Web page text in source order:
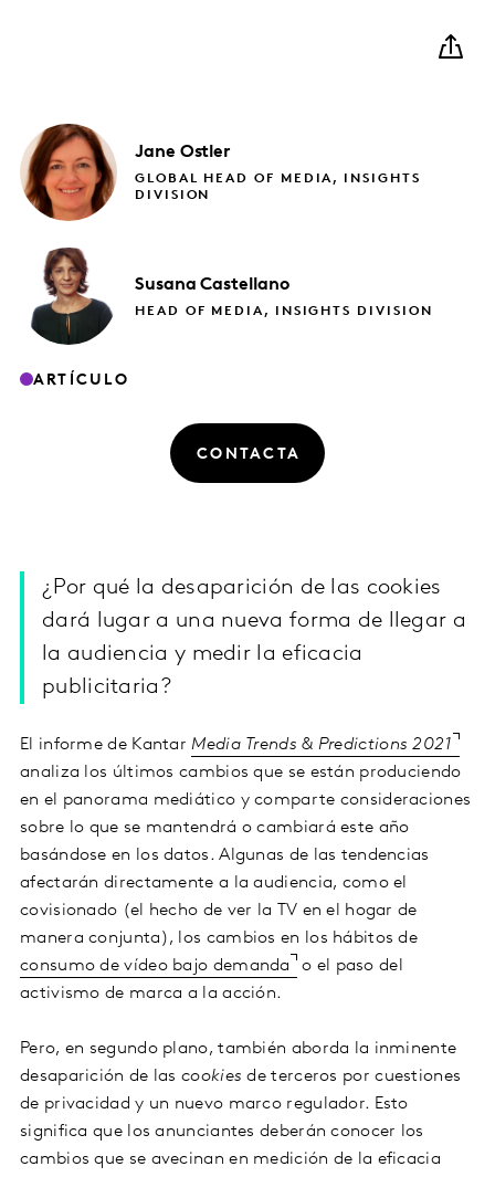
Jane Ostler
GLOBAL HEAD OF MEDIA, INSIGHTS
DIVISION
Susana Castellano
HEAD OF MEDIA, INSIGHTS DIVISION
ARTÍCULO
CONTACTA
¿Por qué la desaparición de las cookies
dará lugar a una nueva forma de llegar a
la audiencia y medir la eficacia
publicitaria?
El informe de KantarMedia Trends & Predictions 2021
analiza los últimos cambios que se están produciendo
en el panorama mediático y comparte consideraciones
sobre lo que se mantendrá o cambiará este año
basándose en los datos. Algunas de las tendencias
afectarán directamente a la audiencia, como el
covisionado (el hecho de ver la TV en el hogar de
manera conjunta), los cambios en los hábitos de
consumo de vídeo bajo demanda o el paso del
activismo de marca a la acción.
Pero, en segundo plano, también aborda la inminente
desaparición de lascookies de terceros por cuestiones
de privacidad y un nuevo marco regulador. Esto
significa que los anunciantes deberán conocer los
cambios que se avecinan en medición de la eficacia